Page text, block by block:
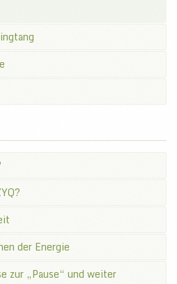
der Energie
zur „Pause“ und weiter